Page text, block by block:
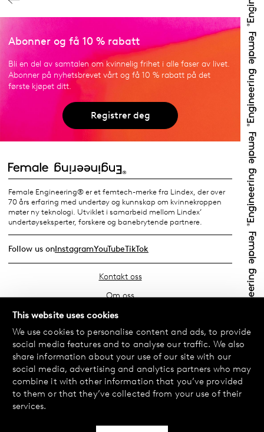
This website uses cookies
We use cookies to personalise content and ads, to provide
social media features and to analyse our traffic. We also
share information about your use of our site with our
social media, advertising and analytics partners who may
combine it with other information that you’ve provided
to them or that they’ve collected from your use of their
services.
Abonner og få 10 % rabatt
Bli en del av samtalen om kvinnelig frihet i alle faser av livet.
Abonner på nyhetsbrevet vårt og få 10 % rabatt på det
første kjøpet ditt.
Registrer deg
Female Engineering® er et femtech-merke fra Lindex, der over
70 års erfaring med undertøy og kunnskap om kvinnekroppen
møter ny teknologi. Utviklet i samarbeid mellom Lindex’
undertøyseksperter, forskere og banebrytende partnere.
Follow us onInstagramYouTubeTikTok
Kontakt oss
Om oss
Finn din butikk
Vanlige spørsmål
Vilkår
Personvernerklæring
Bytte og retur
Informasjonskapsler